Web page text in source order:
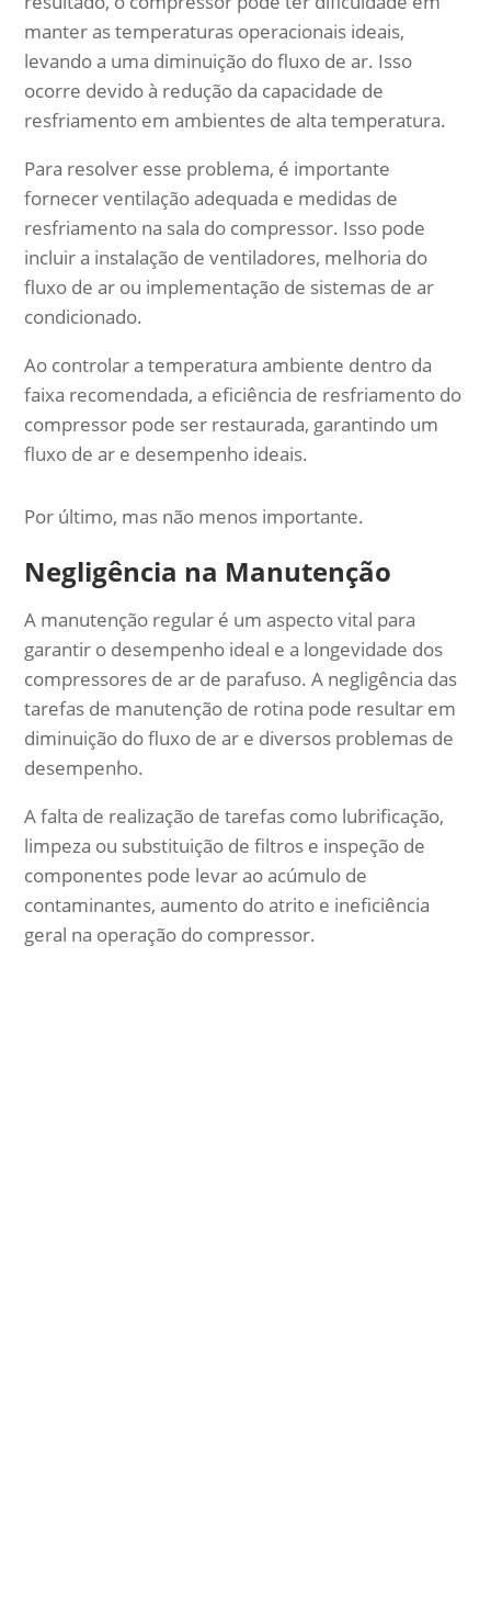
manter as temperaturas operacionais ideais,
levando a uma diminuição do fluxo de ar. Isso
ocorre devido à redução da capacidade de
resfriamento em ambientes de alta temperatura.
Para resolver esse problema, é importante
fornecer ventilação adequada e medidas de
resfriamento na sala do compressor. Isso pode
incluir a instalação de ventiladores, melhoria do
fluxo de ar ou implementação de sistemas de ar
condicionado.
Ao controlar a temperatura ambiente dentro da
faixa recomendada, a eficiência de resfriamento do
compressor pode ser restaurada, garantindo um
fluxo de ar e desempenho ideais.
Por último, mas não menos importante.
Negligência na Manutenção
A manutenção regular é um aspecto vital para
garantir o desempenho ideal e a longevidade dos
compressores de ar de parafuso. A negligência das
tarefas de manutenção de rotina pode resultar em
diminuição do fluxo de ar e diversos problemas de
desempenho.
A falta de realização de tarefas como lubrificação,
limpeza ou substituição de filtros e inspeção de
componentes pode levar ao acúmulo de
contaminantes, aumento do atrito e ineficiência
geral na operação do compressor.